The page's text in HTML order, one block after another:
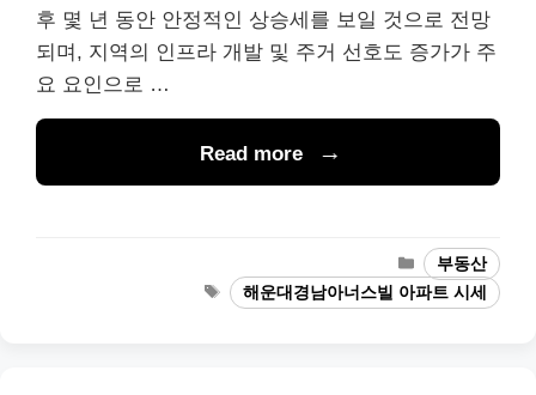
후 몇 년 동안 안정적인 상승세를 보일 것으로 전망
되며, 지역의 인프라 개발 및 주거 선호도 증가가 주
요 요인으로 …
Read more
Categories
부동산
Tags
해운대경남아너스빌 아파트 시세